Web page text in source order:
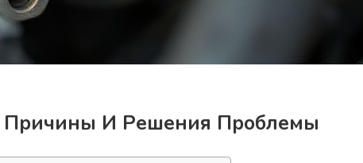
Причины И Решения Проблемы